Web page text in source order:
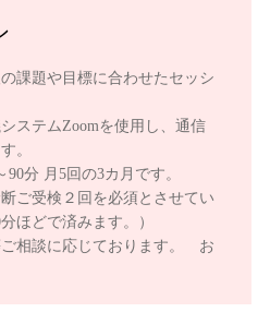
課題や目標に合わせたセッシ
ステムZoomを使用し、通信
。
分 月5回の3カ月です。
ご受検２回を必須とさせてい
ほどで済みます。）
相談に応じております。 お